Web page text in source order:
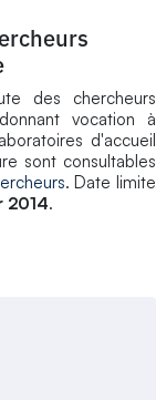
des chercheurs
vocation à
d'accueil
sont consultables
. Date limite
2014.